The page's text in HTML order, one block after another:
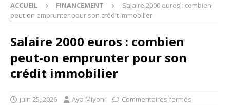
ACCUEIL FINANCEMENT
Salaire 2000 euros : combien
peut-on emprunter pour son crédit immobilier
Salaire 2000 euros : combien
peut-on emprunter pour son
crédit immobilier
juin 25, 2026 Aya Miyoni Commentaires fermés